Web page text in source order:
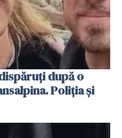
după o
Poliția și